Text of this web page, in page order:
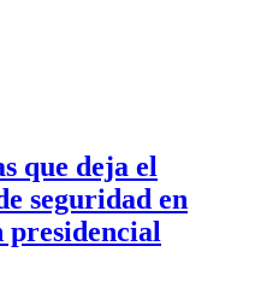
que deja el
seguridad en
presidencial